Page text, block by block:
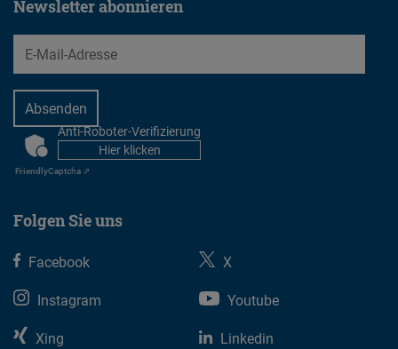
Newsletter abonnieren
EMail
CAPTCHAAnti-Roboter-Verifizierung
Hier klicken
FriendlyCaptcha ⇗
Folgen Sie uns
Facebook
X
Instagram
Youtube
Xing
Linkedin